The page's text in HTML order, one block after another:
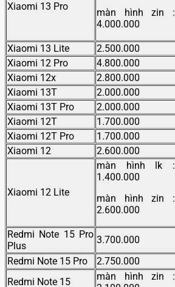
Xiaomi 13 Pro
màn hình zin :
4.000.000
Xiaomi 13 Lite 2.500.000
Xiaomi 12 Pro
4.800.000
Xiaomi 12x
2.800.000
Xiaomi 13T
2.000.000
Xiaomi 13T Pro
2.000.000
Xiaomi 12T
1.700.000
Xiaomi 12T Pro
1.700.000
Xiaomi 12
2.600.000
Xiaomi 12 Lite
màn hình lk :
1.400.000
màn hình zin :
2.600.000
Redmi Note 15 Pro
Plus
3.700.000
Redmi Note 15 Pro
2.750.000
Redmi Note 15
màn hình zin :